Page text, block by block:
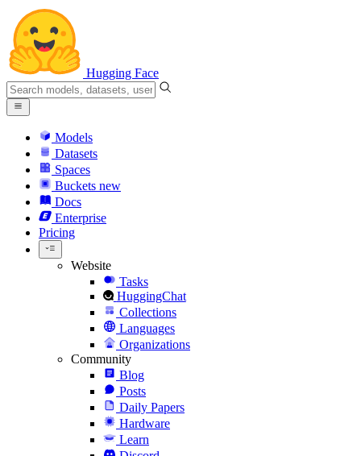
Hugging Face
Models
Datasets
Spaces
Buckets new
Docs
Enterprise
Pricing
Website
Tasks
HuggingChat
Collections
Languages
Organizations
Community
Blog
Posts
Daily Papers
Hardware
Learn